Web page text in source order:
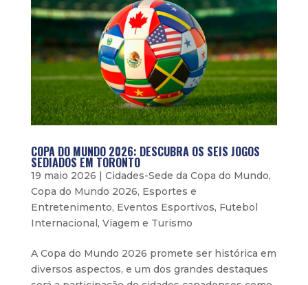
COPA DO MUNDO 2026: DESCUBRA OS SEIS JOGOS
SEDIADOS EM TORONTO
19 maio 2026 Cidades-Sede da Copa do Mundo,
Copa do Mundo 2026, Esportes e
Entretenimento, Eventos Esportivos, Futebol
Internacional , Viagem e Turismo
A Copa do Mundo 2026 promete ser histórica em
diversos aspectos, e um dos grandes destaques